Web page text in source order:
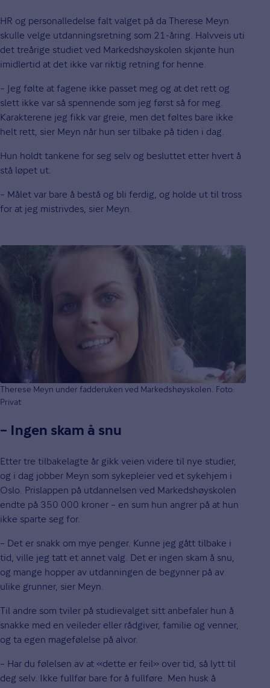
HR og personalledelse falt valget på da Therese Meyn
skulle velge utdanningsretning som 21-åring. Halvveis uti
det treårige studiet ved Markedshøyskolen skjønte hun
imidlertid at det ikke var riktig retning for henne.
– Jeg følte at fagene ikke passet meg og at det rett og
slett ikke var så spennende som jeg først så for meg.
Karakterene jeg fikk var greie, men det føltes bare ikke
helt rett, sier Meyn når hun ser tilbake på tiden i dag.
Hun holdt tankene for seg selv og besluttet etter hvert å
stå løpet ut.
– Målet var bare å bestå og bli ferdig, og holde ut til tross
for at jeg mistrivdes, sier Meyn.
Therese Meyn under fadderuken ved Markedshøyskolen. Foto:
Privat
– Ingen skam å snu
Etter tre tilbakelagte år gikk veien videre til nye studier,
og i dag jobber Meyn som sykepleier ved et sykehjem i
Oslo. Prislappen på utdannelsen ved Markedshøyskolen
endte på 350 000 kroner – en sum hun angrer på at hun
ikke sparte seg for.
– Det er snakk om mye penger. Kunne jeg gått tilbake i
tid, ville jeg tatt et annet valg. Det er ingen skam å snu,
og mange hopper av utdanningen de begynner på av
ulike grunner, sier Meyn.
Til andre som tviler på studievalget sitt anbefaler hun å
snakke med en veileder eller rådgiver, familie og venner,
og ta egen magefølelse på alvor.
– Har du følelsen av at «dette er feil» over tid, så lytt til
deg selv. Ikke fullfør bare for å fullføre. Men husk å